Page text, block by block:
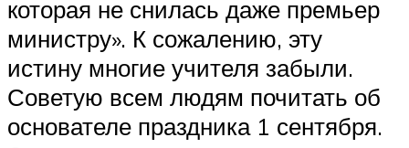
которая не снилась даже премьер
министру». К сожалению, эту
истину многие учителя забыли.
Советую всем людям почитать об
основателе праздника 1 сентября.